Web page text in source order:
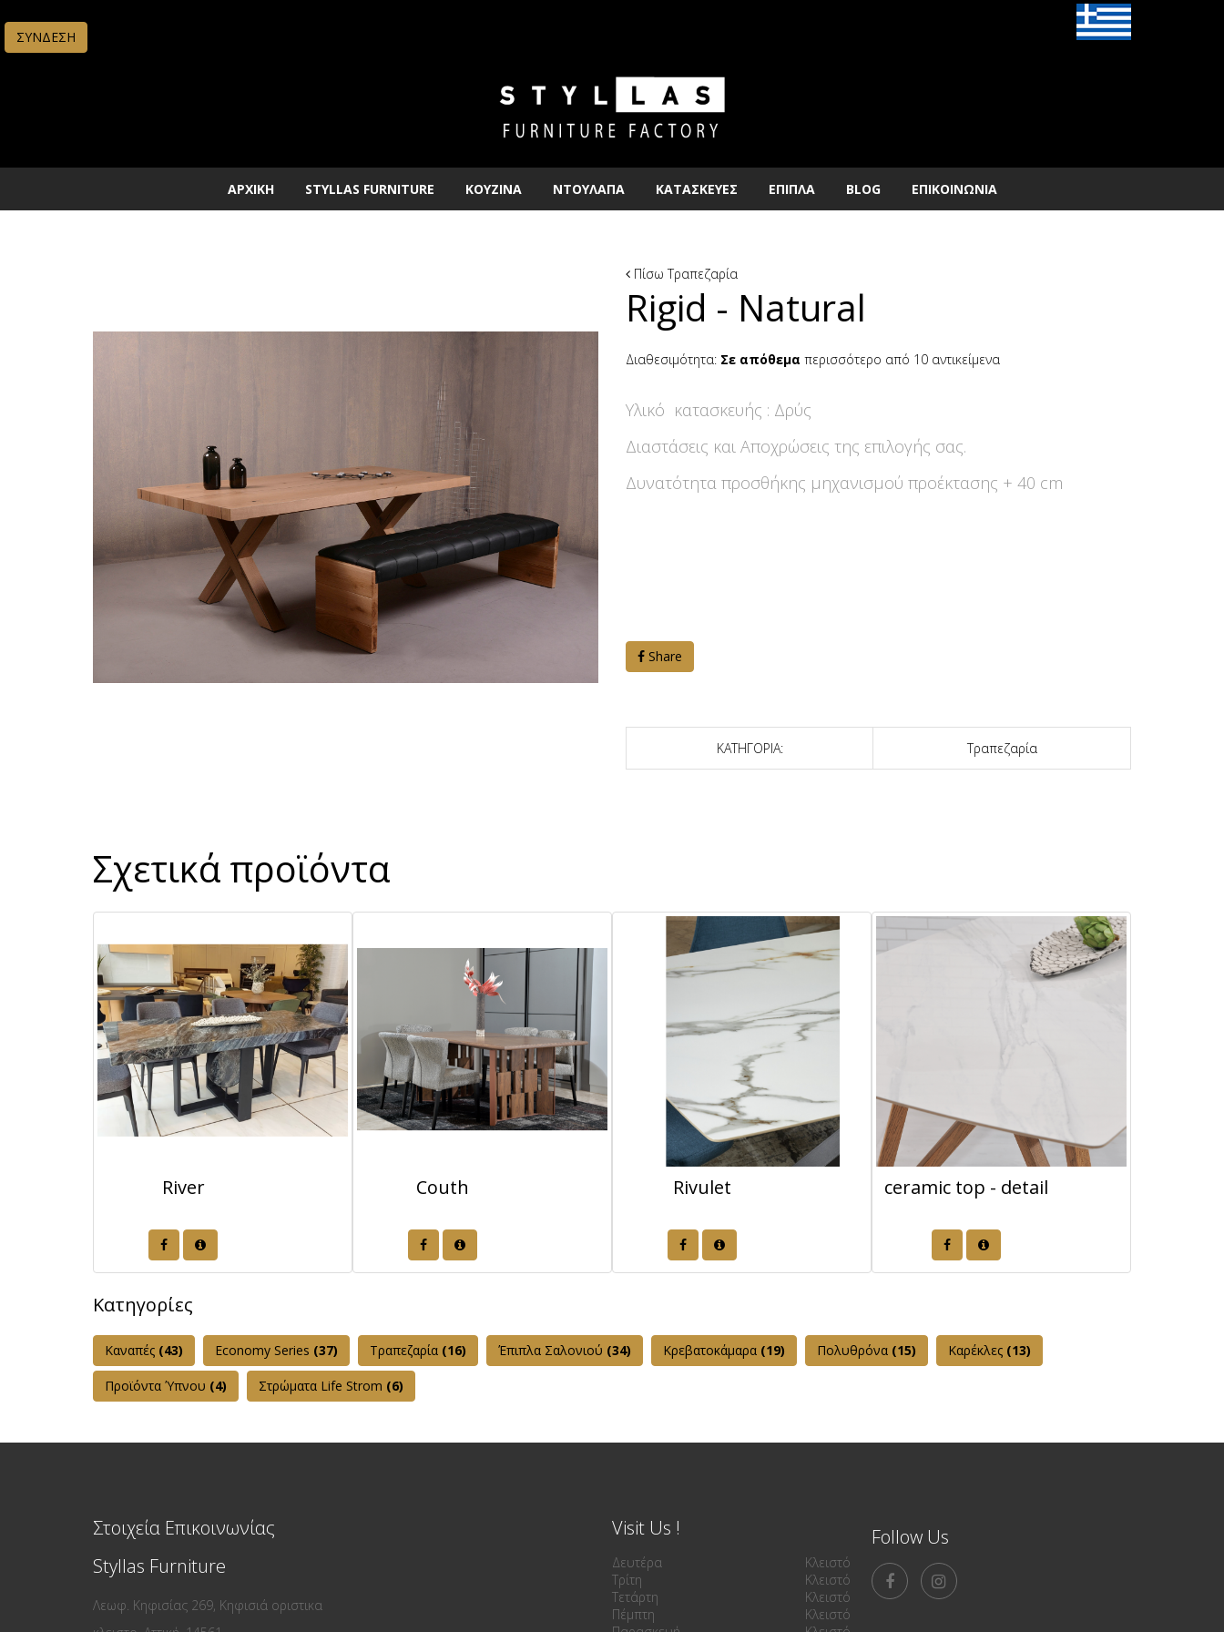
ΣΥΝΔΕΣΗ
ΑΡΧΙΚΗ STYLLAS FURNITURE ΚΟΥΖΙΝΑ ΝΤΟΥΛΑΠΑ ΚΑΤΑΣΚΕΥΕΣ ΕΠΙΠΛΑ BLOG ΕΠΙΚΟΙΝΩΝΙΑ
ΠίσωΤραπεζαρία
Rigid - Natural
Διαθεσιμότητα: Σε απόθεμα περισσότερο από 10 αντικείμενα
Υλικό κατασκευής : Δρύς
Διαστάσεις και Αποχρώσεις της επιλογής σας.
Δυνατότητα προσθήκης μηχανισμού προέκτασης + 40 cm
Share
ΚΑΤΗΓΟΡΙΑ: Τραπεζαρία
Σχετικά προϊόντα
River Couth Rivulet ceramic top - detail
Κατηγορίες
Καναπές (43) Εconomy Series (37) Τραπεζαρία (16) Έπιπλα Σαλονιού (34) Κρεβατοκάμαρα (19) Πολυθρόνα (15) Καρέκλες (13)
Προϊόντα Ύπνου (4) Στρώματα Life Strom (6)
Στοιχεία Επικοινωνίας
Styllas Furniture
Λεωφ. Κηφισίας 269, Κηφισιά οριστικα
Visit Us !
Δευτέρα
Κλειστό
Τρίτη
Κλειστό
Τετάρτη
Κλειστό
Πέμπτη
Κλειστό
Follow Us